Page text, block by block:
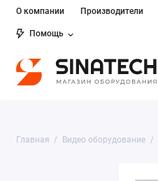
О компании Производители
Помощь
Главная Видео оборудование